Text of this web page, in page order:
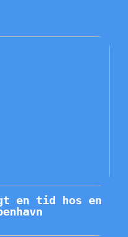
en tid hos en